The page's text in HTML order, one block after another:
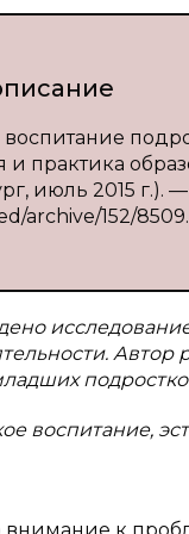
и практика
июль 2015 г.).
archive/152/8509.
воспитание,